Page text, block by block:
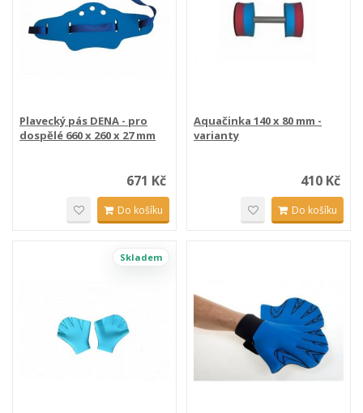
Plavecký pás DENA - pro
dospělé 660 x 260 x 27 mm
671 Kč
Do košíku
Aquačinka 140 x 80 mm -
varianty
410 Kč
Do košíku
Skladem